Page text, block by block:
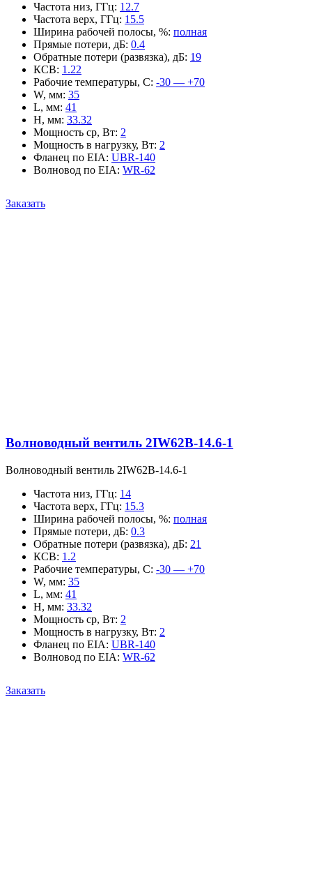
Частота низ, ГГц: 12.7
Частота верх, ГГц: 15.5
Ширина рабочей полосы, %: полная
Прямые потери, дБ: 0.4
Обратные потери (развязка), дБ: 19
КСВ: 1.22
Рабочие температуры, С: -30 — +70
W, мм: 35
L, мм: 41
H, мм: 33.32
Мощность ср, Вт: 2
Мощность в нагрузку, Вт: 2
Фланец по EIA: UBR-140
Волновод по EIA: WR-62
Заказать
Волноводный вентиль 2IW62B-14.6-1
Волноводный вентиль 2IW62B-14.6-1
Частота низ, ГГц: 14
Частота верх, ГГц: 15.3
Ширина рабочей полосы, %: полная
Прямые потери, дБ: 0.3
Обратные потери (развязка), дБ: 21
КСВ: 1.2
Рабочие температуры, С: -30 — +70
W, мм: 35
L, мм: 41
H, мм: 33.32
Мощность ср, Вт: 2
Мощность в нагрузку, Вт: 2
Фланец по EIA: UBR-140
Волновод по EIA: WR-62
Заказать